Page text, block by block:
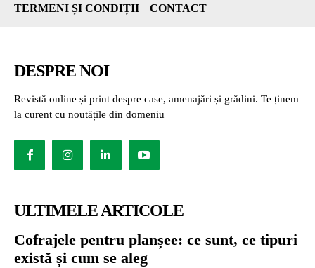
TERMENI ȘI CONDIȚII
CONTACT
DESPRE NOI
Revistă online și print despre case, amenajări și grădini. Te ținem
la curent cu noutățile din domeniu
ULTIMELE ARTICOLE
Cofrajele pentru planșee: ce sunt, ce tipuri
există și cum se aleg